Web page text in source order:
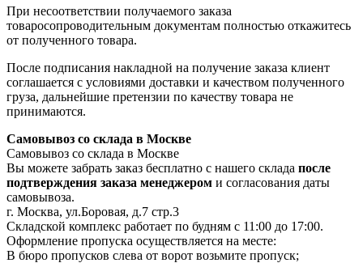
При несоответствии получаемого заказа
товаросопроводительным документам полностью откажитесь
от полученного товара.
После подписания накладной на получение заказа клиент
соглашается с условиями доставки и качеством полученного
груза, дальнейшие претензии по качеству товара не
принимаются.
Самовывоз со склада в Москве
Самовывоз со склада в Москве
Вы можете забрать заказ бесплатно с нашего склада после
подтверждения заказа менеджером и согласования даты
самовывоза.
г. Москва, ул.Боровая, д.7 стр.3
Складской комплекс работает по будням с 11:00 до 17:00.
Оформление пропуска осуществляется на месте:
В бюро пропусков слева от ворот возьмите пропуск;